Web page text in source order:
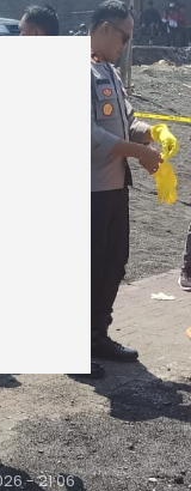
- 21:06